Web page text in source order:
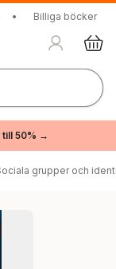
• Billiga böcker
till 50% →
grupper och